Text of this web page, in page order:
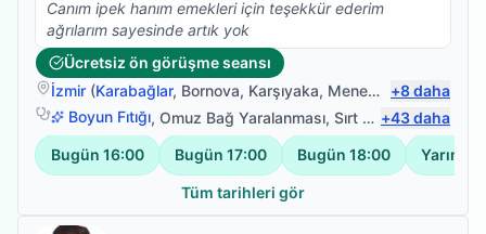
Canım ipek hanım emekleri için teşekkür ederim
ağrılarım sayesinde artık yok
Ücretsiz ön görüşme seansı
İzmir (Karabağlar, Bornova, Karşıyaka, Menemen )
+8daha
Boyun Fıtığı, Omuz Bağ Yaralanması, Sırt Ağrısı ,Bel Ağrısı
+43daha
Bugün 16:00 Bugün 17:00 Bugün 18:00 Yarın
Tüm tarihleri gör